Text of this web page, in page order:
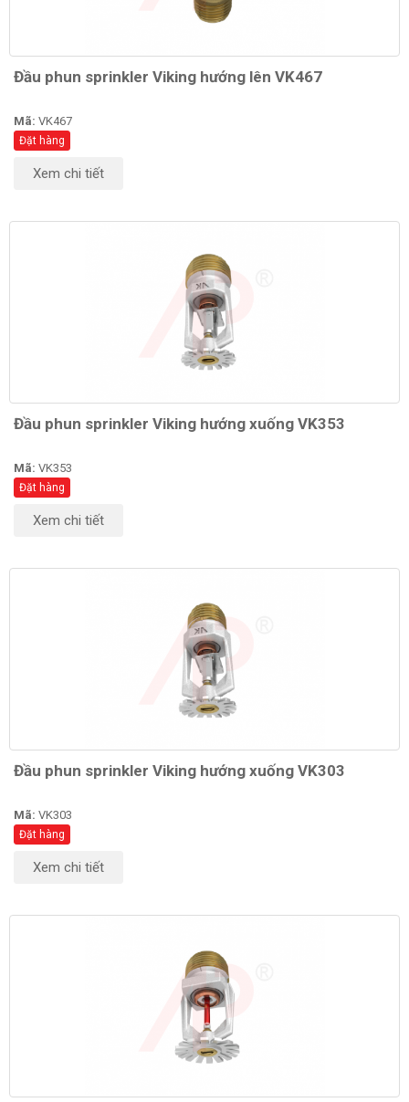
Đầu phun sprinkler Viking hướng lên VK467
Mã: VK467
Đặt hàng
Xem chi tiết
Đầu phun sprinkler Viking hướng xuống VK353
Mã: VK353
Đặt hàng
Xem chi tiết
Đầu phun sprinkler Viking hướng xuống VK303
Mã: VK303
Đặt hàng
Xem chi tiết